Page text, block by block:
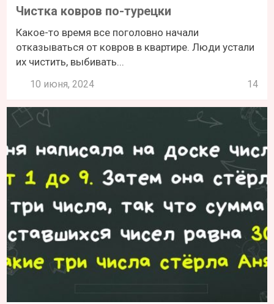
Чистка ковров по-турецки
Какое-то время все поголовно начали
отказываться от ковров в квартире. Люди устали
их чистить, выбивать...
10 июня, 2024 14